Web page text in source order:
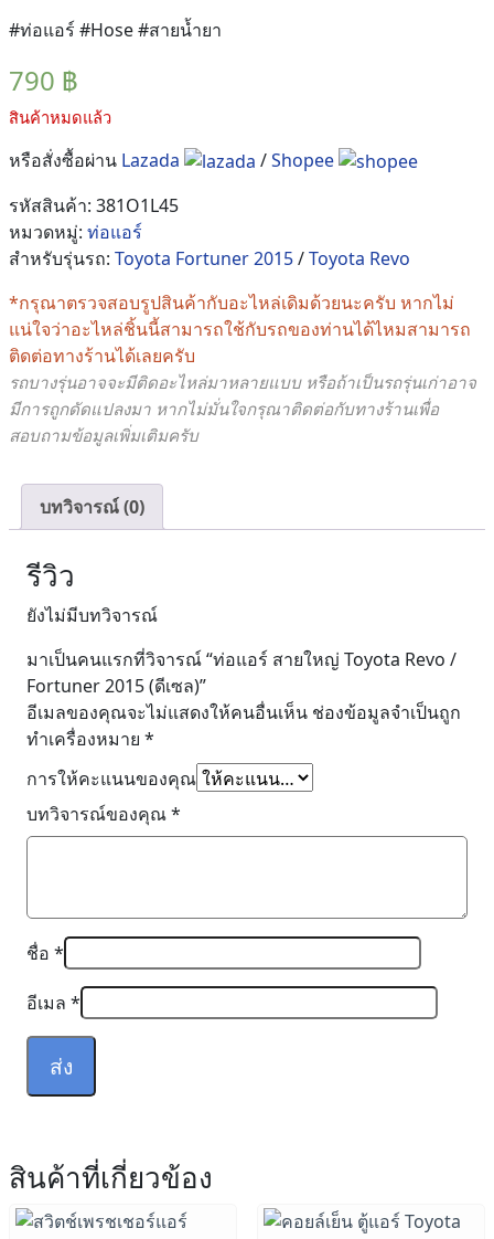
#ท่อแอร์ #Hose #สายน้ำยา
790 ฿
สินค้าหมดแล้ว
หรือสั่งซื้อผ่าน Lazada /Shopee
รหัสสินค้า: 381O1L45
หมวดหมู่: ท่อแอร์
สำหรับรุ่นรถ: Toyota Fortuner 2015/Toyota Revo
*กรุณาตรวจสอบรูปสินค้ากับอะไหล่เดิมด้วยนะครับ หากไม่
แน่ใจว่าอะไหล่ชิ้นนี้สามารถใช้กับรถของท่านได้ไหมสามารถ
ติดต่อทางร้านได้เลยครับ
รถบางรุ่นอาจจะมีติดอะไหล่มาหลายแบบ หรือถ้าเป็นรถรุ่นเก่าอาจ
มีการถูกดัดแปลงมา หากไม่มั่นใจกรุณาติดต่อกับทางร้านเพื่อ
สอบถามข้อมูลเพิ่มเติมครับ
บทวิจารณ์ (0)
รีวิว
ยังไม่มีบทวิจารณ์
มาเป็นคนแรกที่วิจารณ์ “ท่อแอร์ สายใหญ่ Toyota Revo /
Fortuner 2015 (ดีเซล)”
อีเมลของคุณจะไม่แสดงให้คนอื่นเห็น ช่องข้อมูลจำเป็นถูก
ทำเครื่องหมาย *
การให้คะแนนของคุณ
บทวิจารณ์ของคุณ*
ชื่อ *
อีเมล *
สินค้าที่เกี่ยวข้อง